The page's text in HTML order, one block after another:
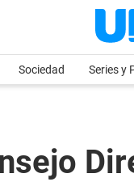
Sociedad Series y